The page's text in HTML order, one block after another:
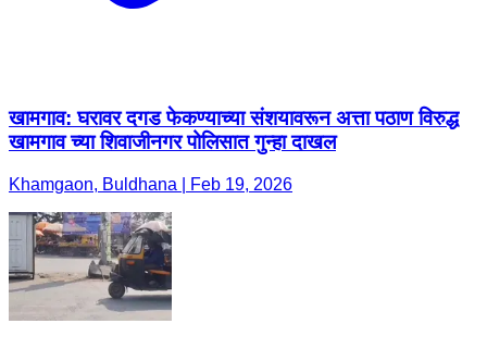
खामगाव: घरावर दगड फेकण्याच्या संशयावरून अत्ता पठाण विरुद्ध
खामगाव च्या शिवाजीनगर पोलिसात गुन्हा दाखल
Khamgaon, Buldhana | Feb 19, 2026